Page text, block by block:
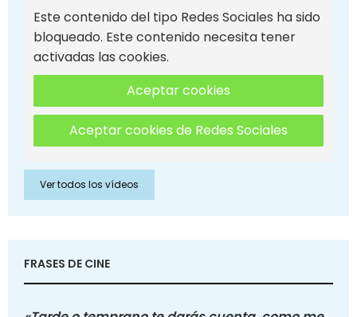
Este contenido del tipo Redes Sociales ha sido
bloqueado. Este contenido necesita tener
activadas las cookies.
Aceptar cookies
Aceptar cookies de Redes Sociales
Ver todos los vídeos
FRASES DE CINE